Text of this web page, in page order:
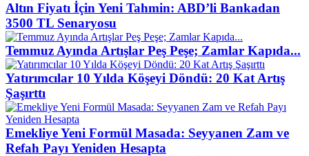
Altın Fiyatı İçin Yeni Tahmin: ABD’li Bankadan
3500 TL Senaryosu
Temmuz Ayında Artışlar Peş Peşe; Zamlar Kapıda...
Yatırımcılar 10 Yılda Köşeyi Döndü: 20 Kat Artış
Şaşırttı
Emekliye Yeni Formül Masada: Seyyanen Zam ve
Refah Payı Yeniden Hesapta